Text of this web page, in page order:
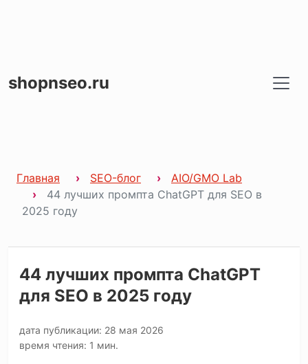
shopnseo.ru
Главная SEO-блог
AIO/GMO Lab
44 лучших промпта ChatGPT для SEO в
2025 году
44 лучших промпта ChatGPT
для SEO в 2025 году
дата публикации: 28 мая 2026
время чтения: 1 мин.